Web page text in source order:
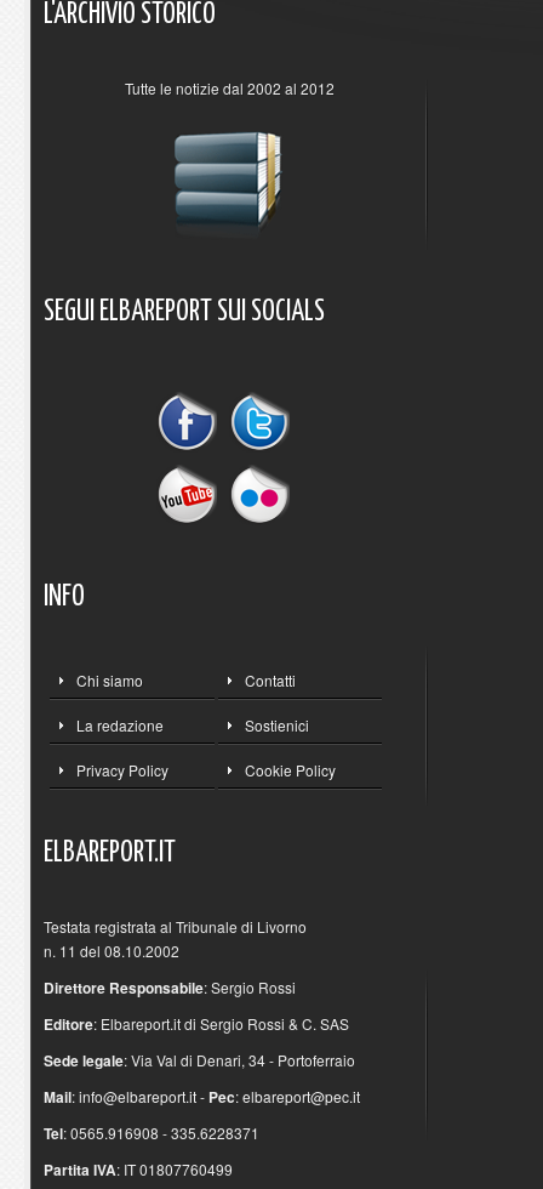
L'ARCHIVIO STORICO
Tutte le notizie dal 2002 al 2012
SEGUI ELBAREPORT SUI SOCIALS
INFO
Chi siamo Contatti
La redazione Sostienici
Privacy Policy Cookie Policy
ELBAREPORT.IT
Testata registrata al Tribunale di Livorno
n. 11 del 08.10.2002
Direttore Responsabile: Sergio Rossi
Editore: Elbareport.it di Sergio Rossi & C. SAS
Sede legale: Via Val di Denari, 34 - Portoferraio
Mail:info@elbareport.it- Pec:elbareport@pec.it
Tel: 0565.916908 - 335.6228371
Partita IVA: IT 01807760499